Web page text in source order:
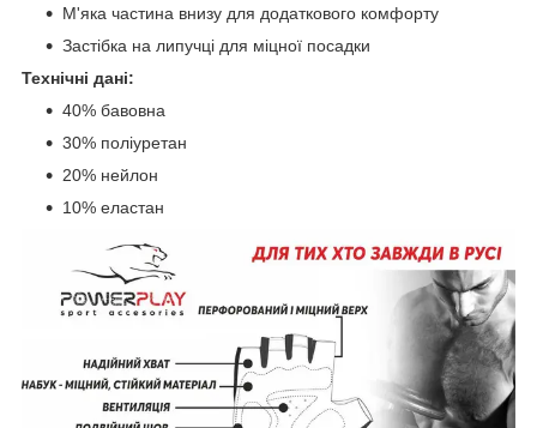
М'яка частина внизу для додаткового комфорту
Застібка на липучці для міцної посадки
Технічні дані:
40% бавовна
30% поліуретан
20% нейлон
10% еластан